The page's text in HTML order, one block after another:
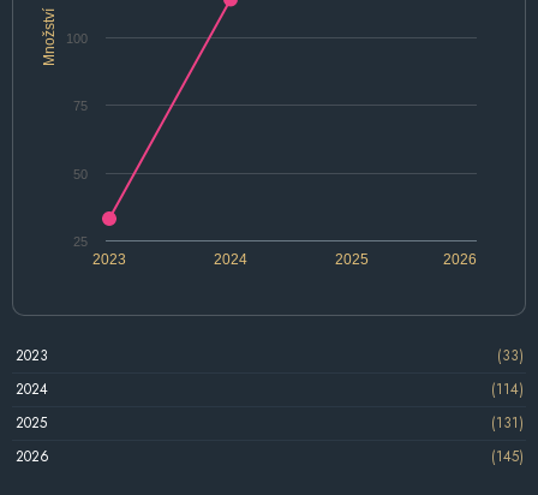
Množství
2024 2026
2023 2025
25
50
75
100
2023
(33)
2024
(114)
2025
(131)
2026
(145)